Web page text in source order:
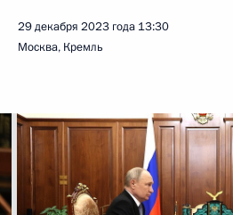
29 декабря 2023 года 13:30
Москва, Кремль